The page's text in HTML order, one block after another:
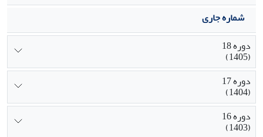
شماره جاری
دوره 18
(1405)
دوره 17
(1404)
دوره 16
(1403)